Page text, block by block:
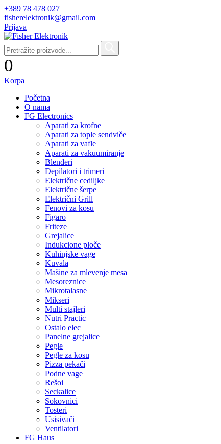
+389 78 478 027
fisherelektronik@gmail.com
Prijava
0
Korpa
Početna
O nama
FG Electronics
Aparati za krofne
Aparati za tople sendviče
Aparati za vafle
Aparati za vakuumiranje
Blenderi
Depilatori i trimeri
Električne cediljke
Električne šerpe
Električni Grill
Fenovi za kosu
Figaro
Friteze
Grejalice
Indukcione ploče
Kuhinjske vage
Kuvala
Mašine za mlevenje mesa
Mesoreznice
Mikrotalasne
Mikseri
Multi stajleri
Nutri Practic
Ostalo elec
Panelne grejalice
Pegle
Pegle za kosu
Pizza pekači
Podne vage
Rešoi
Seckalice
Sokovnici
Tosteri
Usisivači
Ventilatori
FG Haus